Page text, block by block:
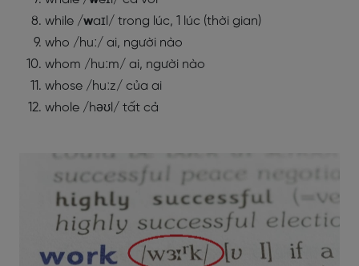
while /waɪl/ trong lúc, 1 lúc (thời gian)
who /huː/ ai, người nào
whom /huːm/ ai, người nào
whose /huːz/ của ai
whole /həʊl/ tất cả